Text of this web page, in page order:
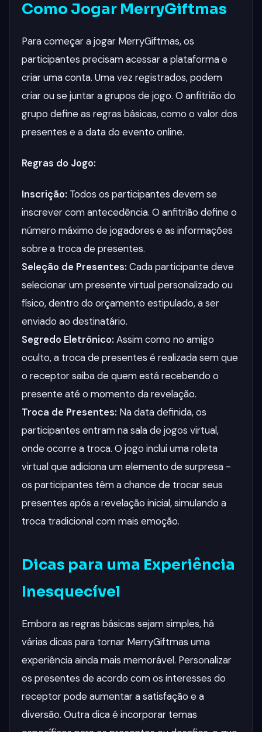
Como Jogar MerryGiftmas
Para começar a jogar MerryGiftmas, os
participantes precisam acessar a plataforma e
criar uma conta. Uma vez registrados, podem
criar ou se juntar a grupos de jogo. O anfitrião do
grupo define as regras básicas, como o valor dos
presentes e a data do evento online.
Regras do Jogo:
Inscrição: Todos os participantes devem se
inscrever com antecedência. O anfitrião define o
número máximo de jogadores e as informações
sobre a troca de presentes.
Seleção de Presentes: Cada participante deve
selecionar um presente virtual personalizado ou
físico, dentro do orçamento estipulado, a ser
enviado ao destinatário.
Segredo Eletrônico: Assim como no amigo
oculto, a troca de presentes é realizada sem que
o receptor saiba de quem está recebendo o
presente até o momento da revelação.
Troca de Presentes: Na data definida, os
participantes entram na sala de jogos virtual,
onde ocorre a troca. O jogo inclui uma roleta
virtual que adiciona um elemento de surpresa -
os participantes têm a chance de trocar seus
presentes após a revelação inicial, simulando a
troca tradicional com mais emoção.
Dicas para uma Experiência
Inesquecível
Embora as regras básicas sejam simples, há
várias dicas para tornar MerryGiftmas uma
experiência ainda mais memorável. Personalizar
os presentes de acordo com os interesses do
receptor pode aumentar a satisfação e a
diversão. Outra dica é incorporar temas